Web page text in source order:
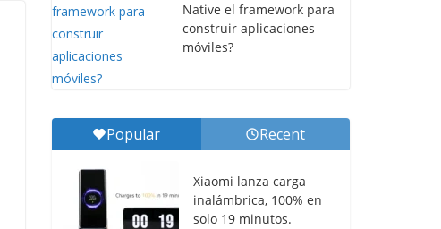
Native el framework para
construir aplicaciones
móviles?
Popular Recent
Xiaomi lanza carga
inalámbrica, 100% en
solo 19 minutos.